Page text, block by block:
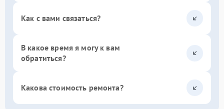
Как с вами связаться?
В какое время я могу к вам
обратиться?
Какова стоимость ремонта?